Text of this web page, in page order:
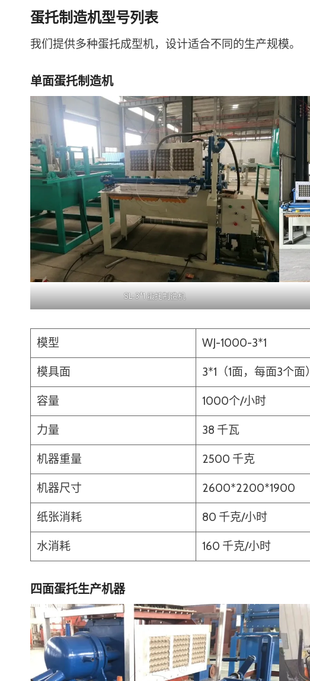
蛋托制造机型号列表
我们提供多种蛋托成型机，设计适合不同的生产规模。
单面蛋托制造机
SL-3*1 蛋托制造机
模型 WJ-1000-3*1
模具面 3*1（1面，每面3个面）
容量 1000个/小时
力量 38 千瓦
机器重量 2500 千克
机器尺寸 2600*2200*1900
纸张消耗 80 千克/小时
水消耗 160 千克/小时
四面蛋托生产机器